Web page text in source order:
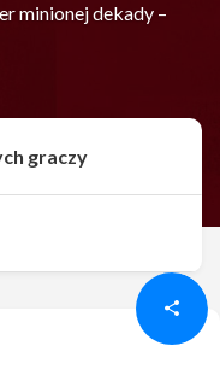
minionej dekady –
graczy